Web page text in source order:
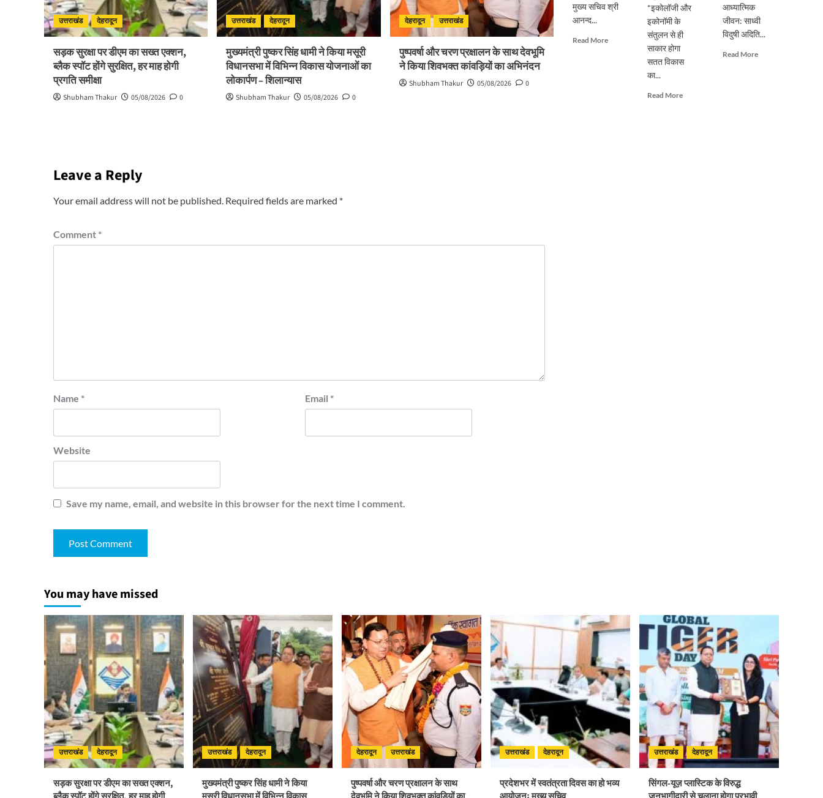
उत्तराखंड देहरादून
सड़क सुरक्षा पर डीएम का सख्त एक्शन,
ब्लैक स्पॉट होंगे सुरक्षित, हर माह होगी
प्रगति समीक्षा
Shubham Thakur 05/08/2026 0
उत्तराखंड देहरादून
मुख्यमंत्री पुष्कर सिंह धामी ने किया मसूरी
विधानसभा में विभिन्न विकास योजनाओं का
लोकार्पण – शिलान्यास
Shubham Thakur 05/08/2026 0
देहरादून उत्तराखंड
पुष्पवर्षा और चरण प्रक्षालन के साथ देवभूमि
ने किया शिवभक्त कांवड़ियों का अभिनंदन
Shubham Thakur 05/08/2026 0
Leave a Reply
Your email address will not be published. Required fields are marked *
Comment *
Name * Email *
Website
Save my name, email, and website in this browser for the next time I comment.
मुख्य सचिव श्री
आनन्द...
Read MoreRead
*इकोलॉजी और
इकोनॉमी के
संतुलन से ही
साकार होगा
सतत विकास
का...
Read MoreRead
आध्यात्मिक
जीवन: साध्वी
विदुषी अदिति...
Read MoreRead
You may have missed
उत्तराखंड देहरादून
सड़क सुरक्षा पर डीएम का सख्त एक्शन,
उत्तराखंड देहरादून
मुख्यमंत्री पुष्कर सिंह धामी ने किया
देहरादून उत्तराखंड
पुष्पवर्षा और चरण प्रक्षालन के साथ
उत्तराखंड देहरादून
प्रदेशभर में स्वतंत्रता दिवस का हो भव्य
उत्तराखंड देहरादून
सिंगल-यूज़ प्लास्टिक के विरुद्ध